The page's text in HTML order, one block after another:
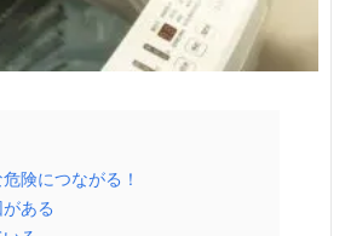
険につながる！
ある